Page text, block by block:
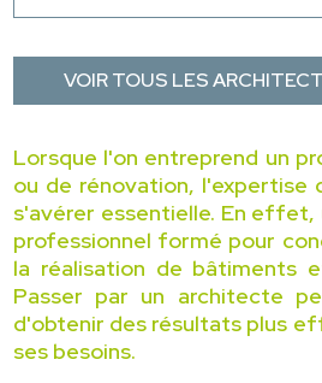
VOIR TOUS LES
Lorsque l'on entreprend un
ou de rénovation, l'expertise
s'avérer essentielle. En
professionnel formé pour
la réalisation de bâtiments
Passer par un architecte
d'obtenir des résultats plus
ses besoins.